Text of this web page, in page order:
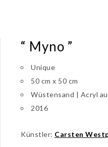
“ Myno ”
Unique
50 cm x 50 cm
Wüstensand | Acryl
2016
Künstler: Carsten